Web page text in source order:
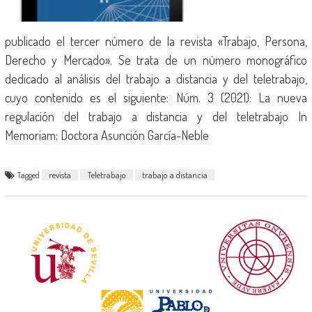
publicado el tercer número de la revista «Trabajo, Persona,
Derecho y Mercado». Se trata de un número monográfico
dedicado al análisis del trabajo a distancia y del teletrabajo,
cuyo contenido es el siguiente: Núm. 3 (2021): La nueva
regulación del trabajo a distancia y del teletrabajo In
Memoriam: Doctora Asunción García-Neble
Tagged revista Teletrabajo trabajo a distancia